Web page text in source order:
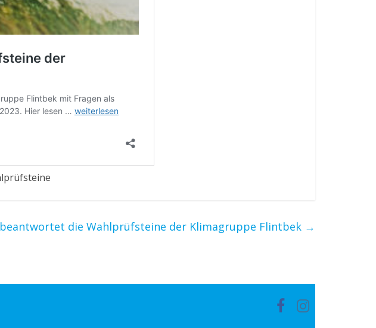
beantwortet die Wahlprüfsteine der Klimagruppe Flintbek →